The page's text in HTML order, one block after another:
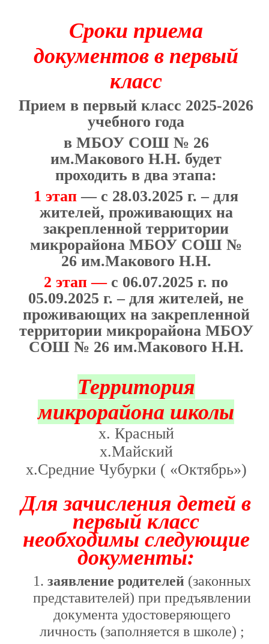
Сроки приема
документов в первый
класс
Прием в первый класс 2025-2026
учебного года
в МБОУ СОШ № 26
им.Макового Н.Н. будет
проходить в два этапа:
1 этап — с 28.03.2025 г. – для
жителей, проживающих на
закрепленной территории
микрорайона МБОУ СОШ №
26 им.Макового Н.Н.
2 этап — с 06.07.2025 г. по
05.09.2025 г. – для жителей, не
проживающих на закрепленной
территории микрорайона МБОУ
СОШ № 26 им.Макового Н.Н.
Территория
микрорайона школы
х. Красный
х.Майский
х.Средние Чубурки ( «Октябрь»)
Для зачисления детей в
первый класс
необходимы следующие
документы:
1. заявление родителей(законных
представителей) при предъявлении
документа удостоверяющего
личность (заполняется в школе) ;